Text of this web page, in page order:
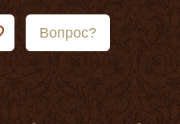
Вопрос?